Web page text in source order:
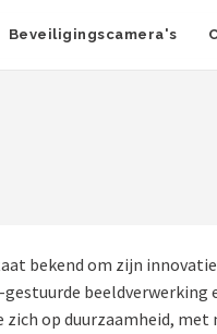
Beveiligingscamera's
bekend om zijn
op duurzaamheid,